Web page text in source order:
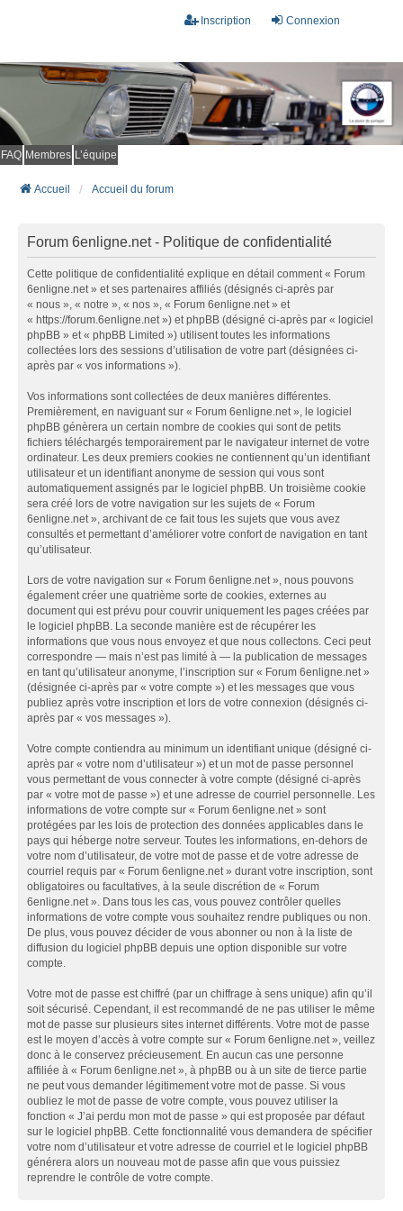
Connexion
Inscription
FAQ Membres L’équipe
Accueil Accueil du forum
Forum 6enligne.net - Politique de confidentialité
Cette politique de confidentialité explique en détail comment « Forum
6enligne.net » et ses partenaires affiliés (désignés ci-après par
« nous », « notre », « nos », « Forum 6enligne.net » et
« https://forum.6enligne.net ») et phpBB (désigné ci-après par « logiciel
phpBB » et « phpBB Limited ») utilisent toutes les informations
collectées lors des sessions d’utilisation de votre part (désignées ci-
après par « vos informations »).
Vos informations sont collectées de deux manières différentes.
Premièrement, en naviguant sur « Forum 6enligne.net », le logiciel
phpBB génèrera un certain nombre de cookies qui sont de petits
fichiers téléchargés temporairement par le navigateur internet de votre
ordinateur. Les deux premiers cookies ne contiennent qu’un identifiant
utilisateur et un identifiant anonyme de session qui vous sont
automatiquement assignés par le logiciel phpBB. Un troisième cookie
sera créé lors de votre navigation sur les sujets de « Forum
6enligne.net », archivant de ce fait tous les sujets que vous avez
consultés et permettant d’améliorer votre confort de navigation en tant
qu’utilisateur.
Lors de votre navigation sur « Forum 6enligne.net », nous pouvons
également créer une quatrième sorte de cookies, externes au
document qui est prévu pour couvrir uniquement les pages créées par
le logiciel phpBB. La seconde manière est de récupérer les
informations que vous nous envoyez et que nous collectons. Ceci peut
correspondre — mais n’est pas limité à — la publication de messages
en tant qu’utilisateur anonyme, l’inscription sur « Forum 6enligne.net »
(désignée ci-après par « votre compte ») et les messages que vous
publiez après votre inscription et lors de votre connexion (désignés ci-
après par « vos messages »).
Votre compte contiendra au minimum un identifiant unique (désigné ci-
après par « votre nom d’utilisateur ») et un mot de passe personnel
vous permettant de vous connecter à votre compte (désigné ci-après
par « votre mot de passe ») et une adresse de courriel personnelle. Les
informations de votre compte sur « Forum 6enligne.net » sont
protégées par les lois de protection des données applicables dans le
pays qui héberge notre serveur. Toutes les informations, en-dehors de
votre nom d’utilisateur, de votre mot de passe et de votre adresse de
courriel requis par « Forum 6enligne.net » durant votre inscription, sont
obligatoires ou facultatives, à la seule discrétion de « Forum
6enligne.net ». Dans tous les cas, vous pouvez contrôler quelles
informations de votre compte vous souhaitez rendre publiques ou non.
De plus, vous pouvez décider de vous abonner ou non à la liste de
diffusion du logiciel phpBB depuis une option disponible sur votre
compte.
Votre mot de passe est chiffré (par un chiffrage à sens unique) afin qu’il
soit sécurisé. Cependant, il est recommandé de ne pas utiliser le même
mot de passe sur plusieurs sites internet différents. Votre mot de passe
est le moyen d’accès à votre compte sur « Forum 6enligne.net », veillez
donc à le conservez précieusement. En aucun cas une personne
affiliée à « Forum 6enligne.net », à phpBB ou à un site de tierce partie
ne peut vous demander légitimement votre mot de passe. Si vous
oubliez le mot de passe de votre compte, vous pouvez utiliser la
fonction « J’ai perdu mon mot de passe » qui est proposée par défaut
sur le logiciel phpBB. Cette fonctionnalité vous demandera de spécifier
votre nom d’utilisateur et votre adresse de courriel et le logiciel phpBB
générera alors un nouveau mot de passe afin que vous puissiez
reprendre le contrôle de votre compte.